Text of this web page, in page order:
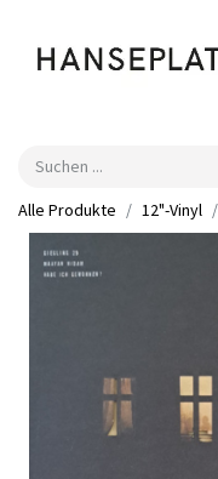
Alle Produkte 12"-Vinyl